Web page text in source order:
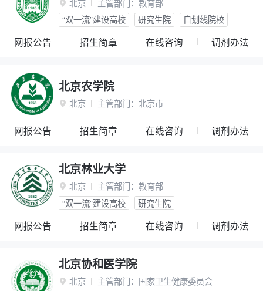
 北京 主管部门： 教育部
“双一流”建设高校
研究生院 自划线院校
网报公告 招生简章 在线咨询 调剂办法
北京农学院
 北京 主管部门： 北京市
网报公告 招生简章 在线咨询 调剂办法
北京林业大学
 北京 主管部门： 教育部
“双一流”建设高校
研究生院
网报公告 招生简章 在线咨询 调剂办法
北京协和医学院
 北京 主管部门： 国家卫生健康委员会